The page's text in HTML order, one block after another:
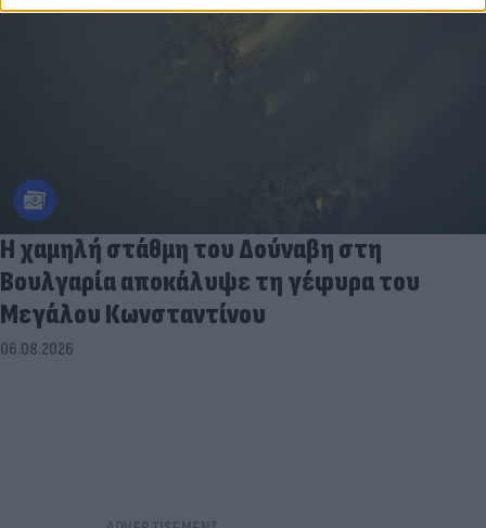
Η χαμηλή στάθμη του Δούναβη στη
Βουλγαρία αποκάλυψε τη γέφυρα του
Μεγάλου Κωνσταντίνου
06.08.2026